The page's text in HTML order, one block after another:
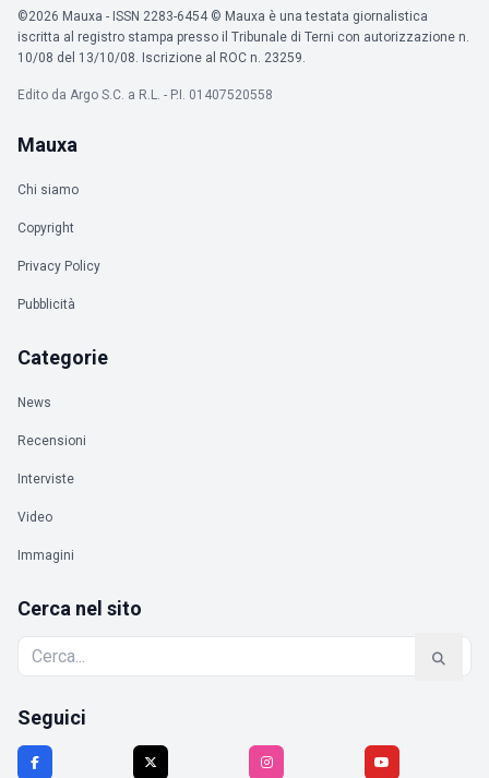
©2026 Mauxa - ISSN 2283-6454 © Mauxa è una testata giornalistica
iscritta al registro stampa presso il Tribunale di Terni con autorizzazione n.
10/08 del 13/10/08. Iscrizione al ROC n. 23259.
Edito da Argo S.C. a R.L. - P.I. 01407520558
Mauxa
Chi siamo
Copyright
Privacy Policy
Pubblicità
Categorie
News
Recensioni
Interviste
Video
Immagini
Cerca nel sito
Seguici